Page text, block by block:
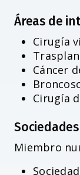
Áreas de
Cirugía
Cáncer
Cirugía
Miembro